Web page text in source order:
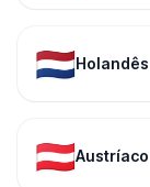
🇳🇱Holandês
🇦🇹Austríaco